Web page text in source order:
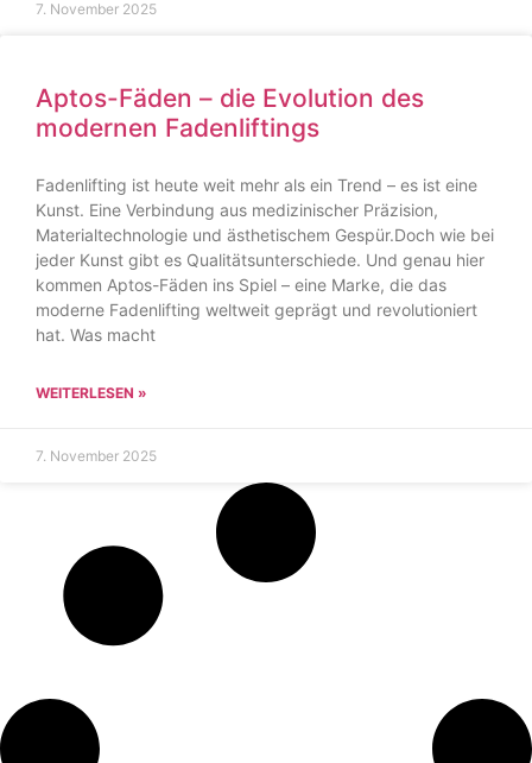
7. November 2025
Aptos-Fäden – die Evolution des
modernen Fadenliftings
Fadenlifting ist heute weit mehr als ein Trend – es ist eine
Kunst. Eine Verbindung aus medizinischer Präzision,
Materialtechnologie und ästhetischem Gespür.Doch wie bei
jeder Kunst gibt es Qualitätsunterschiede. Und genau hier
kommen Aptos-Fäden ins Spiel – eine Marke, die das
moderne Fadenlifting weltweit geprägt und revolutioniert
hat. Was macht
WEITERLESEN »
7. November 2025